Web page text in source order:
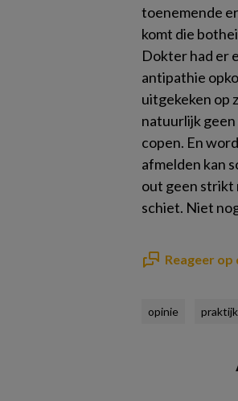
toenemende
komt die
Dokter had er
antipathie
uitgekeken op
natuurlijk geen
copen. En
afmelden kan
out geen strikt
schiet. Niet
Reageer
opinie praktijk